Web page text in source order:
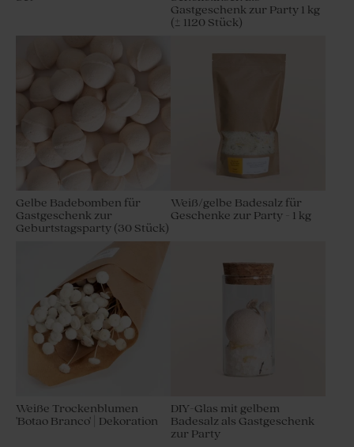
Gastgeschenk zur Party 1 kg
(± 1120 Stück)
Gelbe Badebomben für
Gastgeschenk zur
Geburtstagsparty (30 Stück)
Weiß/gelbe Badesalz für
Geschenke zur Party - 1 kg
Weiße Trockenblumen
'Botao Branco' | Dekoration
DIY-Glas mit gelbem
Badesalz als Gastgeschenk
zur Party